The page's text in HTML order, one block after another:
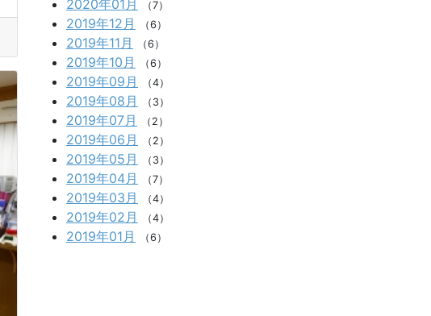
2020年01月 （7）
2019年12月 （6）
2019年11月 （6）
2019年10月 （6）
2019年09月 （4）
2019年08月 （3）
2019年07月 （2）
2019年06月 （2）
2019年05月 （3）
2019年04月 （7）
2019年03月 （4）
2019年02月 （4）
2019年01月 （6）